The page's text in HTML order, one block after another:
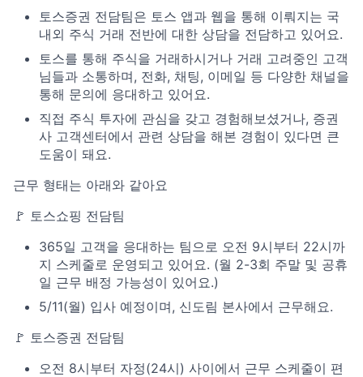
토스증권 전담팀은 토스 앱과 웹을 통해 이뤄지는 국
내외 주식 거래 전반에 대한 상담을 전담하고 있어요.
토스를 통해 주식을 거래하시거나 거래 고려중인 고객
님들과 소통하며, 전화, 채팅, 이메일 등 다양한 채널을
통해 문의에 응대하고 있어요.
직접 주식 투자에 관심을 갖고 경험해보셨거나, 증권
사 고객센터에서 관련 상담을 해본 경험이 있다면 큰
도움이 돼요.
근무 형태는 아래와 같아요
🚩 토스쇼핑 전담팀
365일 고객을 응대하는 팀으로 오전 9시부터 22시까
지 스케줄로 운영되고 있어요. (월 2-3회 주말 및 공휴
일 근무 배정 가능성이 있어요.)
5/11(월) 입사 예정이며, 신도림 본사에서 근무해요.
🚩 토스증권 전담팀
오전 8시부터 자정(24시) 사이에서 근무 스케줄이 편